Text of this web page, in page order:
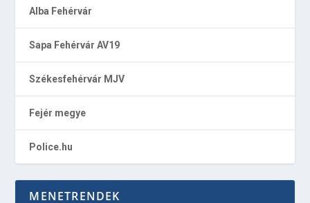
Alba Fehérvár
Sapa Fehérvár AV19
Székesfehérvár MJV
Fejér megye
Police.hu
MENETRENDEK